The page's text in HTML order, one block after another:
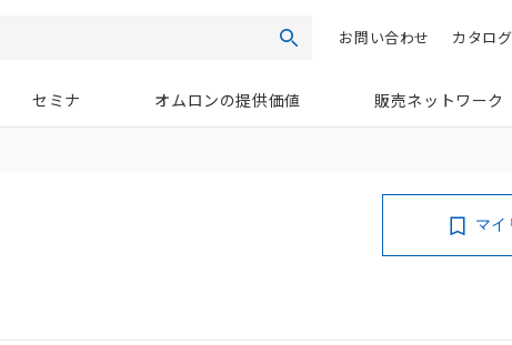
検索 カタロ
お問い合わせ
セミナ オムロンの提供価値 販売ネットワーク
マイ